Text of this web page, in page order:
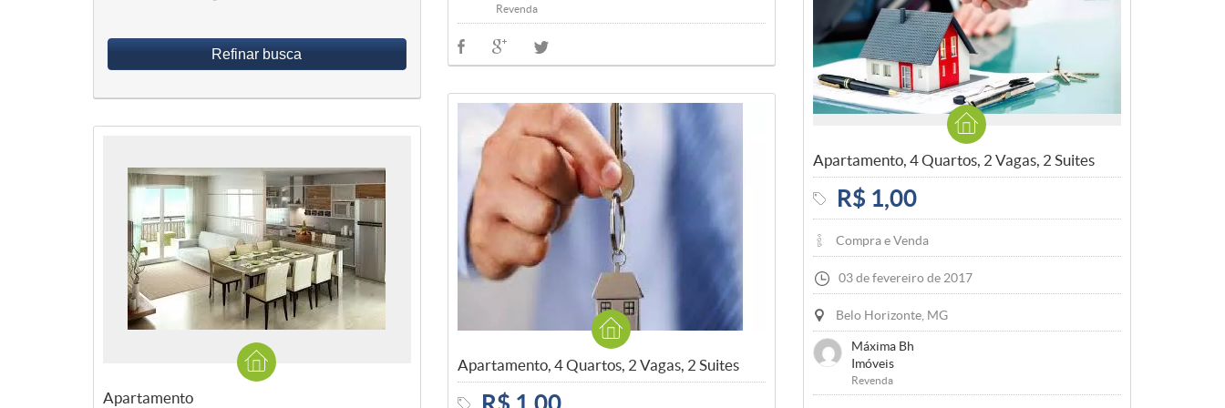
Refinar busca
Revenda
Apartamento, 4 Quartos, 2 Vagas, 2 Suites
R$ 1,00
Compra e Venda
03 de fevereiro de 2017
Belo Horizonte, MG
Máxima Bh
Imóveis
Revenda
Apartamento, 4 Quartos, 2 Vagas, 2 Suites
Apartamento